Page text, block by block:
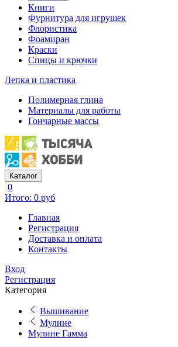
Книги
Фурнитура для игрушек
Флористика
Фоамиран
Краски
Спицы и крючки
Лепка и пластика
Полимерная глина
Материалы для работы
Гончарные массы
Каталог
0
Итого: 0 руб
Главная
Регистрация
Доставка и оплата
Контакты
Вход
Регистрация
Категория
Вышивание
Мулине
Мулине Гамма